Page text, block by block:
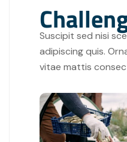
Suscipit sed nisi
adipiscing quis.
vitae mattis